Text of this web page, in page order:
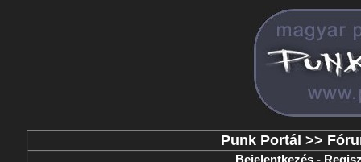
Punk Portál >>
Bejelentkezés -